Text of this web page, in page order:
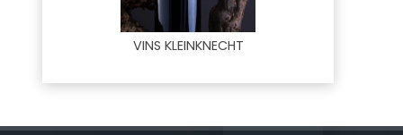
VINS KLEINKNECHT